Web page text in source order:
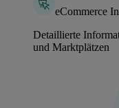
eCommerce
Detaillierte
und Marktplätzen